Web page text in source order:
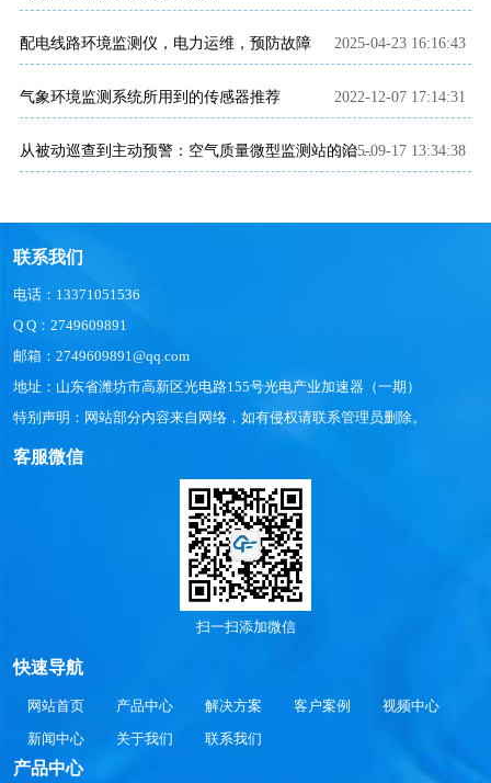
配电线路环境监测仪，电力运维，预防故障 2025-04-23 16:16:43
气象环境监测系统所用到的传感器推荐 2022-12-07 17:14:31
从被动巡查到主动预警：空气质量微型监测站的治污效能
2025-09-17 13:34:38
联系我们
电话：13371051536
Q Q：2749609891
邮箱：2749609891@qq.com
地址：山东省潍坊市高新区光电路155号光电产业加速器（一期）
特别声明：网站部分内容来自网络，如有侵权请联系管理员删除。
客服微信
扫一扫添加微信
快速导航
网站首页 产品中心 解决方案 客户案例
视频中心
新闻中心
关于我们 联系我们
产品中心